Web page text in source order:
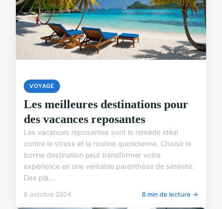
VOYAGE
Les meilleures destinations pour
des vacances reposantes
Les vacances reposantes sont le remède idéal
contre le stress et la routine quotidienne. Choisir la
bonne destination peut transformer votre
expérience en une véritable parenthèse de sérénité.
Des pla...
8 octobre 2024 8 min de lecture →